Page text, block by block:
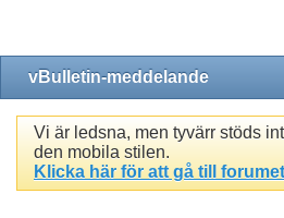
vBulletin-meddelande
Vi är ledsna, men tyvärr stöds
den mobila stilen.
Klicka här för att gå till